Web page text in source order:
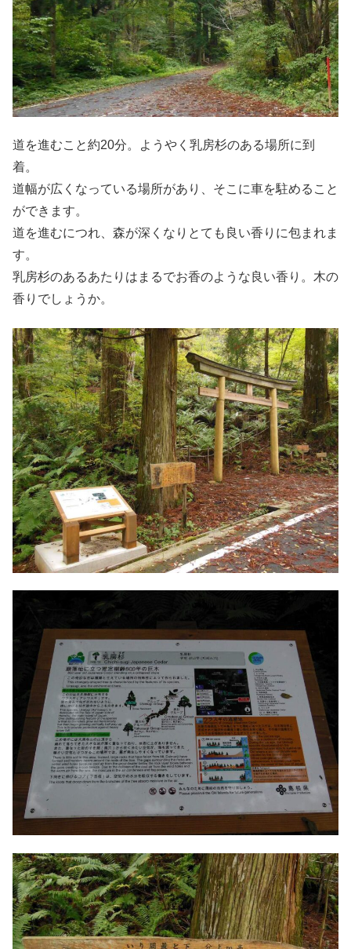
道を進むこと約20分。ようやく乳房杉のある場所に到
着。
道幅が広くなっている場所があり、そこに車を駐めること
ができます。
道を進むにつれ、森が深くなりとても良い香りに包まれま
す。
乳房杉のあるあたりはまるでお香のような良い香り。木の
香りでしょうか。